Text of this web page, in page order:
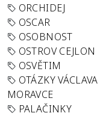
ORCHIDEJ
OSCAR
OSOBNOST
OSTROV CEJLON
OSVĚTIM
OTÁZKY VÁCLAVA
MORAVCE
PALAČINKY